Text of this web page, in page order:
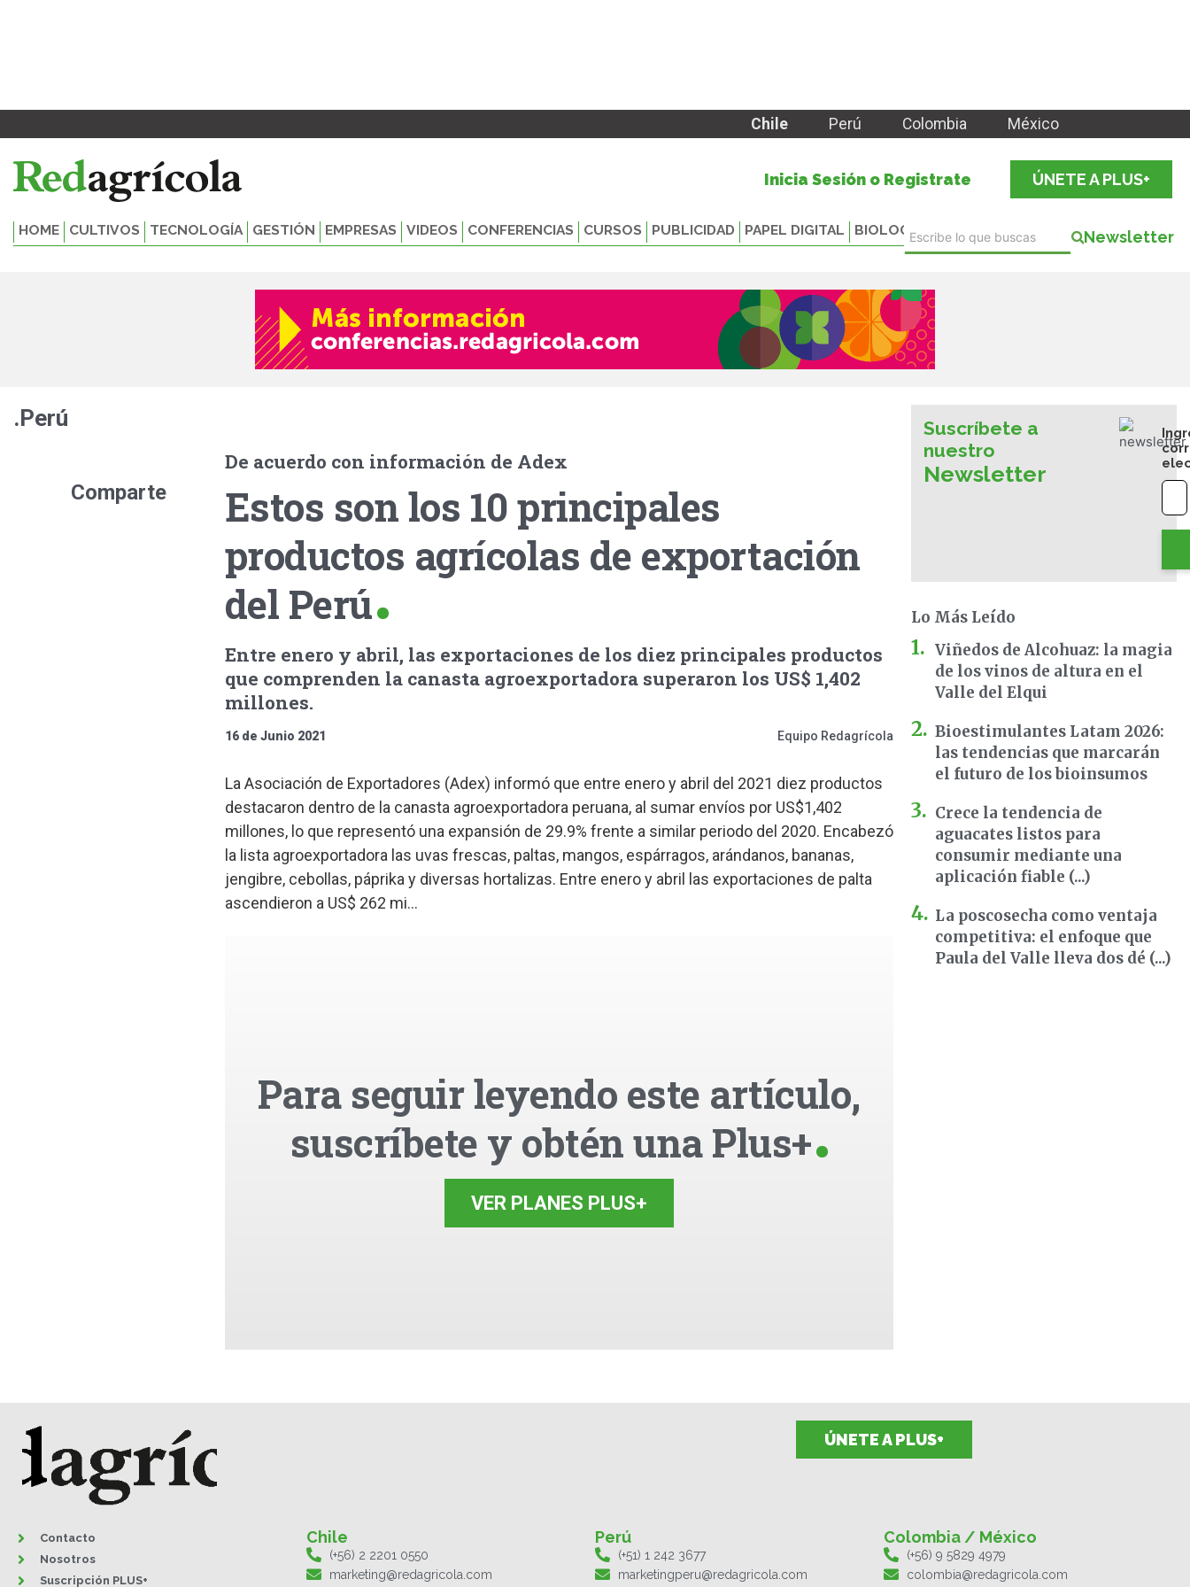
Chile Perú Colombia México
Inicia Sesión o Registrate ÚNETE A PLUS+
HOME CULTIVOS TECNOLOGÍA GESTIÓN EMPRESAS VIDEOS CONFERENCIAS CURSOS PUBLICIDAD PAPEL DIGITAL BIOLOGICALS Newsletter
.Perú
Comparte
De acuerdo con información de Adex
Estos son los 10 principales
productos agrícolas de exportación
del Perú
Entre enero y abril, las exportaciones de los diez principales productos
que comprenden la canasta agroexportadora superaron los US$ 1,402
millones.
16 de Junio 2021 Equipo Redagrícola
La Asociación de Exportadores (Adex) informó que entre enero y abril del 2021 diez productos
destacaron dentro de la canasta agroexportadora peruana, al sumar envíos por US$1,402
millones, lo que representó una expansión de 29.9% frente a similar periodo del 2020. Encabezó
la lista agroexportadora las uvas frescas, paltas, mangos, espárragos, arándanos, bananas,
jengibre, cebollas, páprika y diversas hortalizas. Entre enero y abril las exportaciones de palta
ascendieron a US$ 262 mi...
Para seguir leyendo este artículo,
suscríbete y obtén una Plus+
VER PLANES PLUS+
Suscríbete a
nuestro
Newsletter
Lo Más Leído
Viñedos de Alcohuaz: la magia
de los vinos de altura en el
Valle del Elqui
Bioestimulantes Latam 2026:
las tendencias que marcarán
el futuro de los bioinsumos
Crece la tendencia de
aguacates listos para
consumir mediante una
aplicación fiable (...)
La poscosecha como ventaja
competitiva: el enfoque que
Paula del Valle lleva dos dé (...)
ÚNETE A PLUS+
Contacto
Nosotros
Suscripción PLUS+
Chile
(+56) 2 2201 0550
marketing@redagricola.com
Perú
(+51) 1 242 3677
marketingperu@redagricola.com
Colombia / México
(+56) 9 5829 4979
colombia@redagricola.com